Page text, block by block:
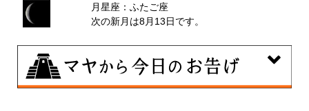
月星座：ふたご座
次の新月は8月13日です。